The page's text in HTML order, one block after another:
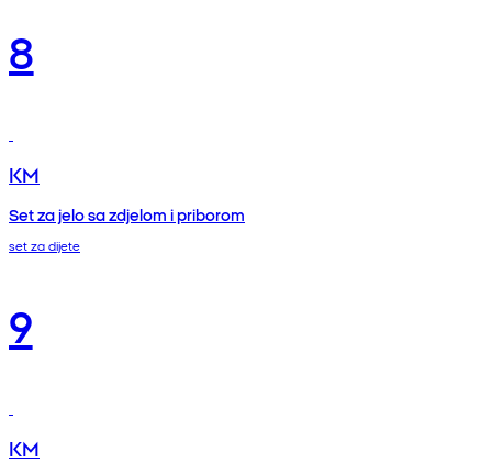
8
KM
Set za jelo sa zdjelom i priborom
set za dijete
9
KM